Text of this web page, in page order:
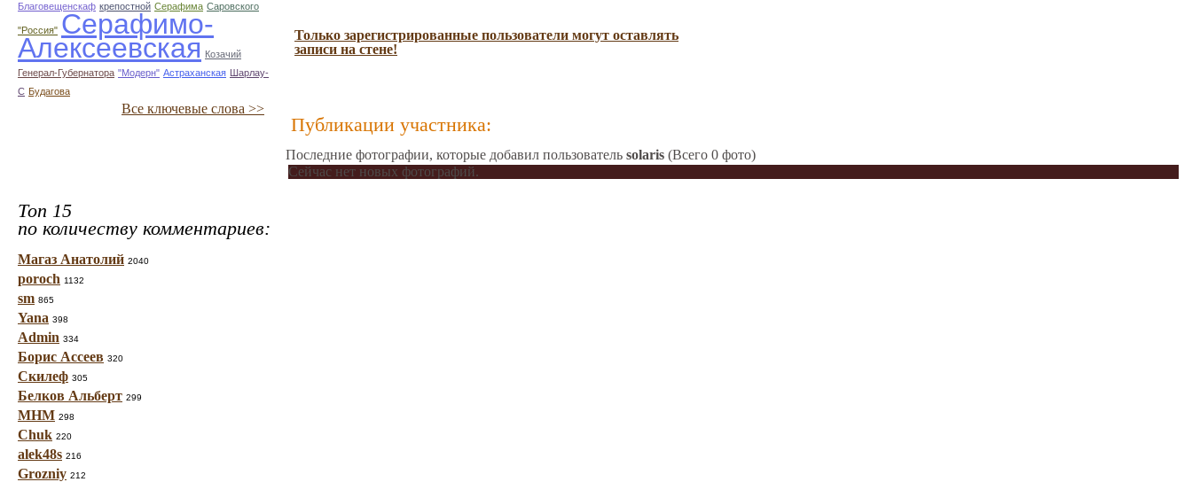
Благовещенскаф крепостной Серафима Саровского
"Россия" Серафимо-
Алексеевская Козачий
Генерал-Губернатора "Модерн" Астраханская Шарлау-
С Будагова
Все ключевые слова >>
Топ 15
по количеству комментариев:
Магаз Анатолий 2040
poroch 1132
sm 865
Yana 398
Admin 334
Борис Ассеев 320
Скилеф 305
Белков Альберт 299
МНМ 298
Chuk 220
alek48s 216
Grozniy 212
Только зарегистрированные пользователи могут оставлять
записи на стене!
Публикации участника:
Последние фотографии, которые добавил пользователь solaris (Всего 0 фото)
Сейчас нет новых фотографий.